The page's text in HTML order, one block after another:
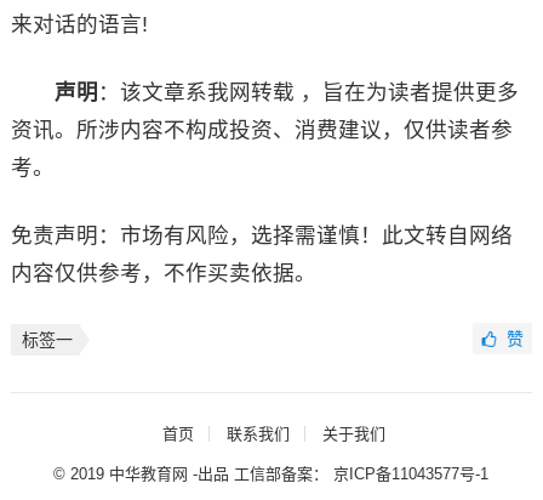
来对话的语言!
声明 ：该文章系我网转载 ，旨在为读者提供更多
资讯。所涉内容不构成投资、消费建议，仅供读者参
考。
免责声明：市场有风险，选择需谨慎！此文转自网络
内容仅供参考，不作买卖依据。
标签一 赞
首页 联系我们 关于我们
© 2019 中华教育网 -出品 工信部备案：京ICP备11043577号-1